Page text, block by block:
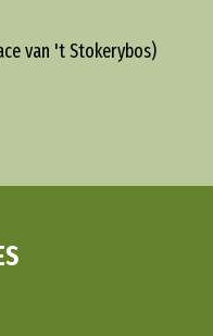
van 't Stokerybos)